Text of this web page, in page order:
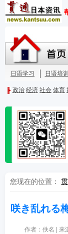
您现在的位置：
咲き乱れる
作者：佚名 | 来